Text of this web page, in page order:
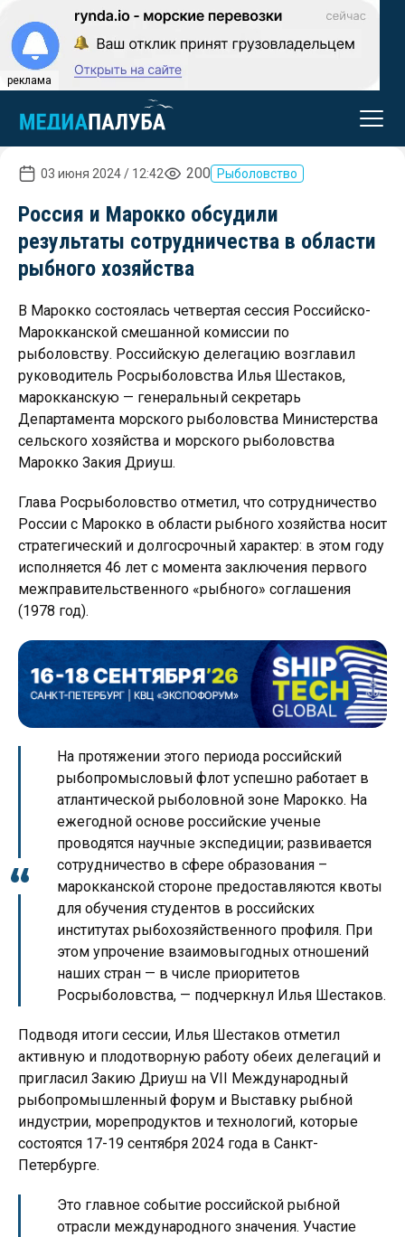
реклама
03 июня 2024 / 12:42 200 Рыболовство
Россия и Марокко обсудили
результаты сотрудничества в области
рыбного хозяйства
В Марокко состоялась четвертая сессия Российско-
Марокканской смешанной комиссии по
рыболовству. Российскую делегацию возглавил
руководитель Росрыболовства Илья Шестаков,
марокканскую — генеральный секретарь
Департамента морского рыболовства Министерства
сельского хозяйства и морского рыболовства
Марокко Закия Дриуш.
Глава Росрыболовство отметил, что сотрудничество
России с Марокко в области рыбного хозяйства носит
стратегический и долгосрочный характер: в этом году
исполняется 46 лет с момента заключения первого
межправительственного «рыбного» соглашения
(1978 год).
На протяжении этого периода российский
рыбопромысловый флот успешно работает в
атлантической рыболовной зоне Марокко. На
ежегодной основе российские ученые
проводятся научные экспедиции; развивается
сотрудничество в сфере образования –
марокканской стороне предоставляются квоты
для обучения студентов в российских
институтах рыбохозяйственного профиля. При
этом упрочение взаимовыгодных отношений
наших стран — в числе приоритетов
Росрыболовства, — подчеркнул Илья Шестаков.
Подводя итоги сессии, Илья Шестаков отметил
активную и плодотворную работу обеих делегаций и
пригласил Закию Дриуш на VII Международный
рыбопромышленный форум и Выставку рыбной
индустрии, морепродуктов и технологий, которые
состоятся 17-19 сентября 2024 года в Санкт-
Петербурге.
Это главное событие российской рыбной
отрасли международного значения. Участие